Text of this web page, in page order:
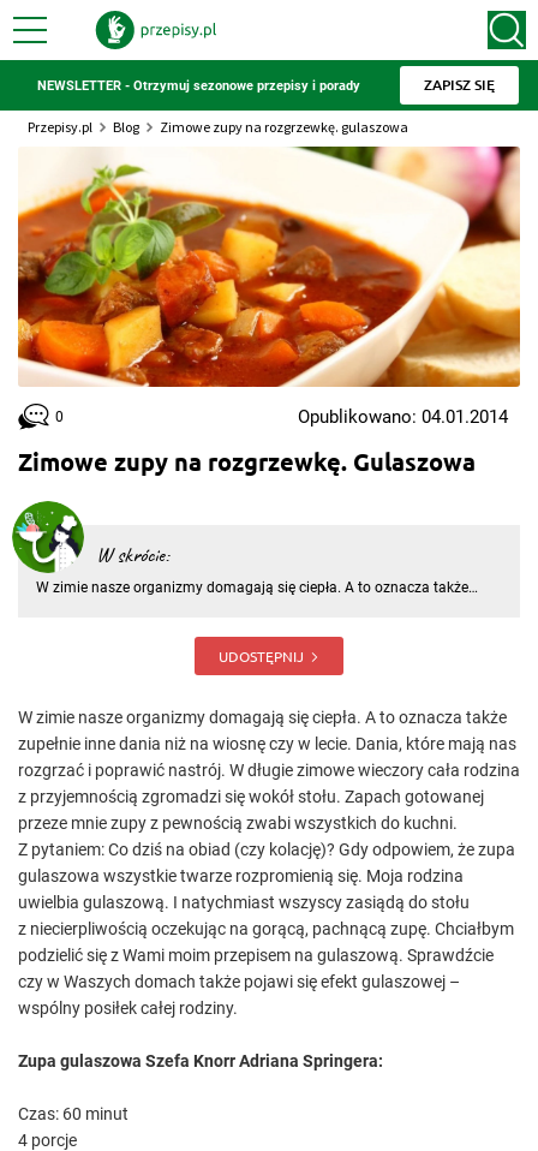
NEWSLETTER - Otrzymuj sezonowe przepisy i porady ZAPISZ SIĘ
Przepisy.pl Blog Zimowe zupy na rozgrzewkę. gulaszowa
Zimowe zupy na rozgrzewkę. Gulaszowa
W skrócie:
W zimie nasze organizmy domagają się ciepła. A to oznacza także
UDOSTĘPNIJ
0 Opublikowano: 04.01.2014
W zimie nasze organizmy domagają się ciepła. A to oznacza także
zupełnie inne dania niż na wiosnę czy w lecie. Dania, które mają nas
rozgrzać i poprawić nastrój. W długie zimowe wieczory cała rodzina
z przyjemnością zgromadzi się wokół stołu. Zapach gotowanej
przeze mnie zupy z pewnością zwabi wszystkich do kuchni.
Z pytaniem: Co dziś na obiad (czy kolację)? Gdy odpowiem, że zupa
gulaszowa wszystkie twarze rozpromienią się. Moja rodzina
uwielbia gulaszową. I natychmiast wszyscy zasiądą do stołu
z niecierpliwością oczekując na gorącą, pachnącą zupę. Chciałbym
podzielić się z Wami moim przepisem na gulaszową. Sprawdźcie
czy w Waszych domach także pojawi się efekt gulaszowej –
wspólny posiłek całej rodziny.
Zupa gulaszowa Szefa Knorr Adriana Springera:
Czas: 60 minut
4 porcje